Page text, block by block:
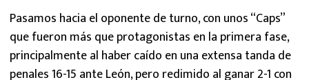
Pasamos hacia el oponente de turno, con unos “Caps”
que fueron más que protagonistas en la primera fase,
principalmente al haber caído en una extensa tanda de
penales 16-15 ante León, pero redimido al ganar 2-1 con